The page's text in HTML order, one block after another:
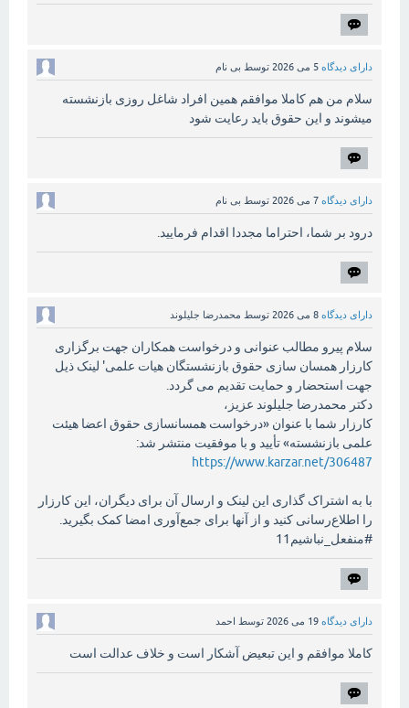
دارای دیدگاه 5 می 2026 توسط بی نام
سلام من هم کاملا موافقم همین افراد شاغل روزی بازنشسته
میشوند و این حقوق باید رعایت شود
دارای دیدگاه 7 می 2026 توسط بی نام
درود بر شما، احتراما مجددا اقدام فرمایید.
دارای دیدگاه 8 می 2026 توسط محمدرضا جلیلوند
سلام پیرو مطالب عنوانی و درخواست همکاران جهت برگزاری
کارزار همسان سازی حقوق بازنشستگان هیات علمی' لینک ذیل
جهت استحضار و حمایت تقدیم می گردد.
دکتر محمدرضا جلیلوند عزیز،
کارزار شما با عنوان «درخواست همسانسازی حقوق اعضا هیئت
علمی بازنشسته» تأیید و با موفقیت منتشر شد:
https://www.karzar.net/306487
با به اشتراک گذاری این لینک و ارسال آن برای دیگران، این کارزار
را اطلاع‌رسانی کنید و از آنها برای جمع‌آوری امضا کمک بگیرید.
#منفعل_نباشیم11
دارای دیدگاه 19 می 2026 توسط احمد
کاملا موافقم و این تبعیض آشکار است و خلاف عدالت است